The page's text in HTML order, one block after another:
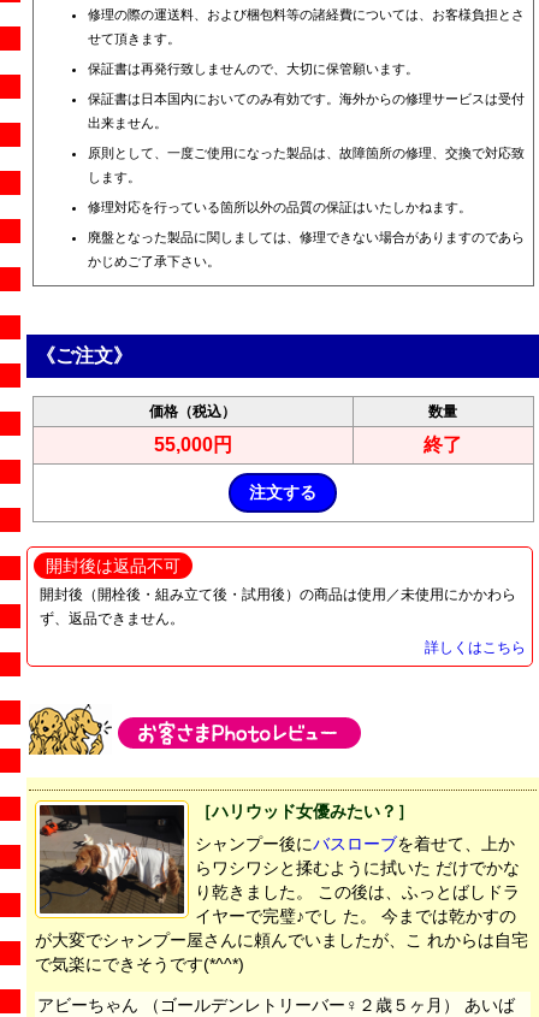
修理の際の運送料、および梱包料等の諸経費については、お客様負担とさ
せて頂きます。
保証書は再発行致しませんので、大切に保管願います。
保証書は日本国内においてのみ有効です。海外からの修理サービスは受付
出来ません。
原則として、一度ご使用になった製品は、故障箇所の修理、交換で対応致
します。
修理対応を行っている箇所以外の品質の保証はいたしかねます。
廃盤となった製品に関しましては、修理できない場合がありますのであら
かじめご了承下さい。
《ご注文》
価格（税込） 数量
55,000円 終了
開封後は返品不可
開封後（開栓後・組み立て後・試用後）の商品は使用／未使用にかかわら
ず、返品できません。
詳しくはこちら
［ハリウッド女優みたい？］
シャンプー後にバスローブを着せて、上か
らワシワシと揉むように拭いた だけでかな
り乾きました。 この後は、ふっとばしドラ
イヤーで完璧♪でし た。 今までは乾かすの
が大変でシャンプー屋さんに頼んでいましたが、こ れからは自宅
で気楽にできそうです(*^^*)
アビーちゃん （ゴールデンレトリーバー♀２歳５ヶ月） あいば